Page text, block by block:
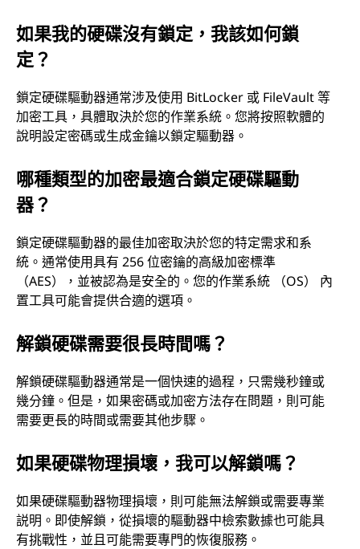
如果我的硬碟沒有鎖定，我該如何鎖
定？
鎖定硬碟驅動器通常涉及使用 BitLocker 或 FileVault 等
加密工具，具體取決於您的作業系統。您將按照軟體的
說明設定密碼或生成金鑰以鎖定驅動器。
哪種類型的加密最適合鎖定硬碟驅動
器？
鎖定硬碟驅動器的最佳加密取決於您的特定需求和系
統。通常使用具有 256 位密鑰的高級加密標準
（AES），並被認為是安全的。您的作業系統 （OS） 內
置工具可能會提供合適的選項。
解鎖硬碟需要很長時間嗎？
解鎖硬碟驅動器通常是一個快速的過程，只需幾秒鐘或
幾分鐘。但是，如果密碼或加密方法存在問題，則可能
需要更長的時間或需要其他步驟。
如果硬碟物理損壞，我可以解鎖嗎？
如果硬碟驅動器物理損壞，則可能無法解鎖或需要專業
説明。即使解鎖，從損壞的驅動器中檢索數據也可能具
有挑戰性，並且可能需要專門的恢復服務。